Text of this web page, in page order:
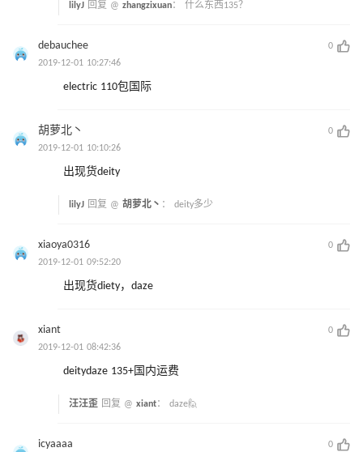
lilyJ 回复 @ zhangzixuan： 什么东西135？
debauchee
0
2019-12-01 10:27:46
electric 110包国际
胡萝北丶
0
2019-12-01 10:10:26
出现货deity
lilyJ 回复 @ 胡萝北丶 ： deity多少
xiaoya0316
0
2019-12-01 09:52:20
出现货diety，daze
xiant
0
2019-12-01 08:42:36
deitydaze 135+国内运费
汪汪歪 回复 @ xiant： daze🙋
icyaaaa
0